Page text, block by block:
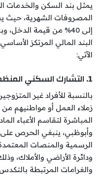
يمثل بند السكن والخدمات
إلى 40% من قيمة
البند المالي المرتكز
الآتي:
1. التشارك السكني المنظم قانونيًا
بالنسبة للأفراد غير
زملاء العمل أو مواطنيهم من
المباشرة لتقاسم الأعباء
وأبوظبي، ينبغي الحرص على
الرسمية والمنصات
ودائرة الأراضي والأملاك،
والغرامات المرتبطة